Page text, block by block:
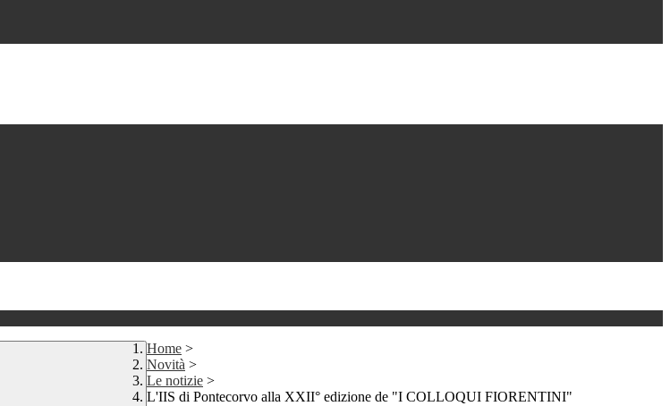
Home >
Novità >
Le notizie >
L'IIS di Pontecorvo alla XXII° edizione de "I COLLOQUI FIORENTINI"